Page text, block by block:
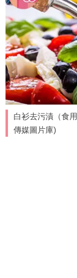
白衫去污漬（食
傳媒圖片庫)